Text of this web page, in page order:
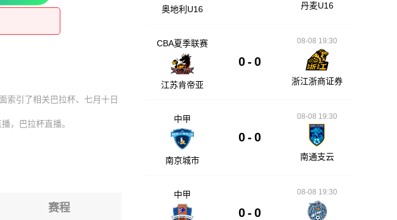
索引了相关巴拉杯、七月十日
，巴拉杯直播。
赛程
奥地利U16 丹麦U16
CBA夏季联赛
江苏肯帝亚
0 - 0
08-08 19:30
浙江浙商证券
中甲
南京城市
0 - 0
08-08 19:30
南通支云
中甲
0 - 0
08-08 19:30